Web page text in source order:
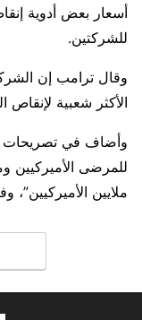
أسعار بعض أدوية
للشركتين.
الأكثر شعبية لإنقاص
وأضاف في تصريحات
للمرضى الأميركيين
ملايين